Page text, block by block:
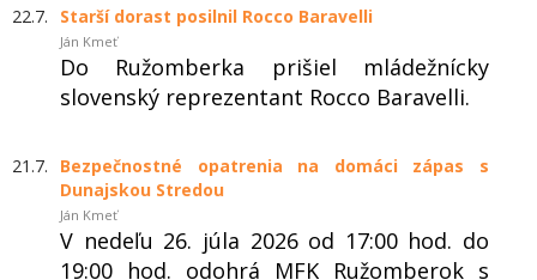
22.7. Starší dorast posilnil Rocco Baravelli
Ján Kmeť
Do Ružomberka prišiel mládežnícky
slovenský reprezentant Rocco Baravelli.
21.7.
Bezpečnostné opatrenia na domáci zápas s
Dunajskou Stredou
Ján Kmeť
V nedeľu 26. júla 2026 od 17:00 hod. do
19:00 hod. odohrá MFK Ružomberok s